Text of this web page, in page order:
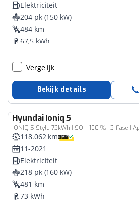
Elektriciteit
204 pk (150 kW)
484 km
67,5 kWh
Vergelijk
Bekijk details
Hyundai Ioniq 5
118.062 km
11-2021
Elektriciteit
218 pk (160 kW)
481 km
73 kWh